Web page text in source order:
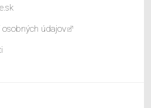
osobných údajov